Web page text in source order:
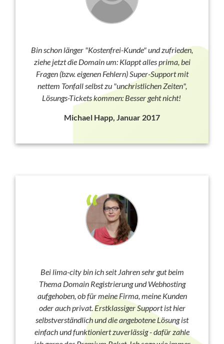
Bin schon länger "Kostenfrei-Kunde" und zufrieden,
ziehe jetzt die Domain um: Klappt alles prima, bei
Fragen (bzw. eigenen Fehlern) Super-Support mit
nettem Tonfall selbst zu "unchristlichen Zeiten",
Lösungs-Tickets kommen: Besser geht nicht!
Michael Happ, Januar 2017
Bei lima-city bin ich seit Jahren sehr gut beim
Thema Domain Registrierung und Webhosting
aufgehoben, ob für meine Firma, meine Kunden
oder auch privat. Erstklassiger Support ist hier
selbstverständlich und die angebotene Lösung ist
einfach und funktioniert zuverlässig - dafür zahle